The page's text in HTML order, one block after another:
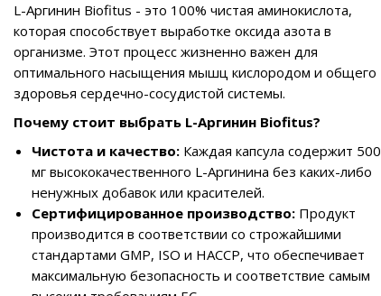
L-Aргинин Biofitus - это 100% чистая аминокислота,
которая способствует выработке оксида азота в
организме. Этот процесс жизненно важен для
оптимального насыщения мышц кислородом и общего
здоровья сердечно-сосудистой системы.
Почему стоит выбрать L-Aргинин Biofitus?
Чистота и качество:Каждая капсула содержит 500
мг высококачественного L-Aргинина без каких-либо
ненужных добавок или красителей.
Сертифицированное производство:Продукт
производится в соответствии со строжайшими
стандартами GMP, ISO и HACCP, что обеспечивает
максимальную безопасность и соответствие самым